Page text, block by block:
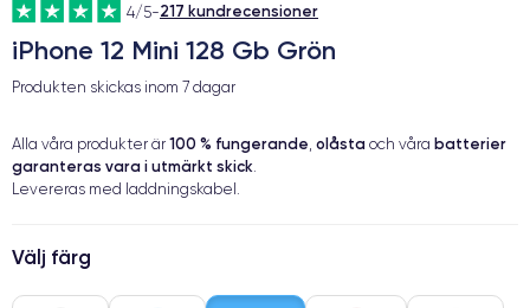
4/5-217 kundrecensioner
iPhone 12 Mini 128 Gb Grön
Produkten skickas inom 7 dagar
Alla våra produkter är 100 % fungerande, olåsta och våra batterier
garanteras vara i utmärkt skick.
Levereras med laddningskabel.
Välj färg